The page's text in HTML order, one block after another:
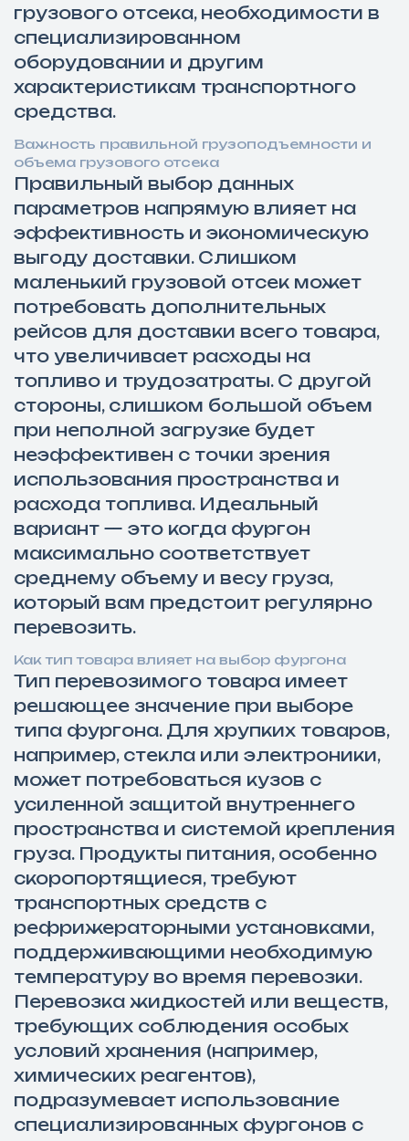
грузового отсека, необходимости в
специализированном
оборудовании и другим
характеристикам транспортного
средства.
Важность правильной грузоподъемности и
объема грузового отсека
Правильный выбор данных
параметров напрямую влияет на
эффективность и экономическую
выгоду доставки. Слишком
маленький грузовой отсек может
потребовать дополнительных
рейсов для доставки всего товара,
что увеличивает расходы на
топливо и трудозатраты. С другой
стороны, слишком большой объем
при неполной загрузке будет
неэффективен с точки зрения
использования пространства и
расхода топлива. Идеальный
вариант — это когда фургон
максимально соответствует
среднему объему и весу груза,
который вам предстоит регулярно
перевозить.
Как тип товара влияет на выбор фургона
Тип перевозимого товара имеет
решающее значение при выборе
типа фургона. Для хрупких товаров,
например, стекла или электроники,
может потребоваться кузов с
усиленной защитой внутреннего
пространства и системой крепления
груза. Продукты питания, особенно
скоропортящиеся, требуют
транспортных средств с
рефрижераторными установками,
поддерживающими необходимую
температуру во время перевозки.
Перевозка жидкостей или веществ,
требующих соблюдения особых
условий хранения (например,
химических реагентов),
подразумевает использование
специализированных фургонов с